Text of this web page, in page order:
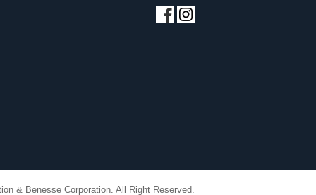
& Benesse Corporation. All Right Reserved.